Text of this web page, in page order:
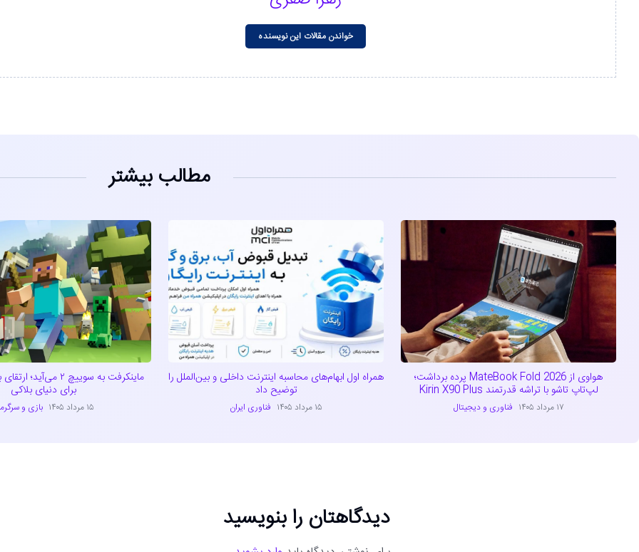
خواندن مقالات این نویسنده
مطالب بیشتر
هواوی از MateBook Fold 2026 پرده برداشت؛
لپ‌تاپ تاشو با تراشه قدرتمند Kirin X90 Plus
۱۷ مرداد ۱۴۰۵ فناوری و دیجیتال
همراه اول ابهام‌های محاسبه اینترنت داخلی و بین‌الملل را
توضیح داد
۱۵ مرداد ۱۴۰۵ فناوری ایران
ماینکرفت به سوییچ ۲
برای دنیای بلاکی
۱۵ مرداد ۱۴۰۵ بازی و
دیدگاهتان را بنویسید